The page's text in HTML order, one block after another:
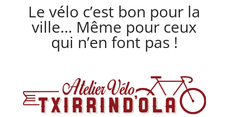
Le vélo c’est bon pour la
ville… Même pour ceux
qui n’en font pas !